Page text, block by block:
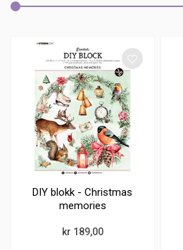
DIY blokk - Christmas
memories
kr 189,00